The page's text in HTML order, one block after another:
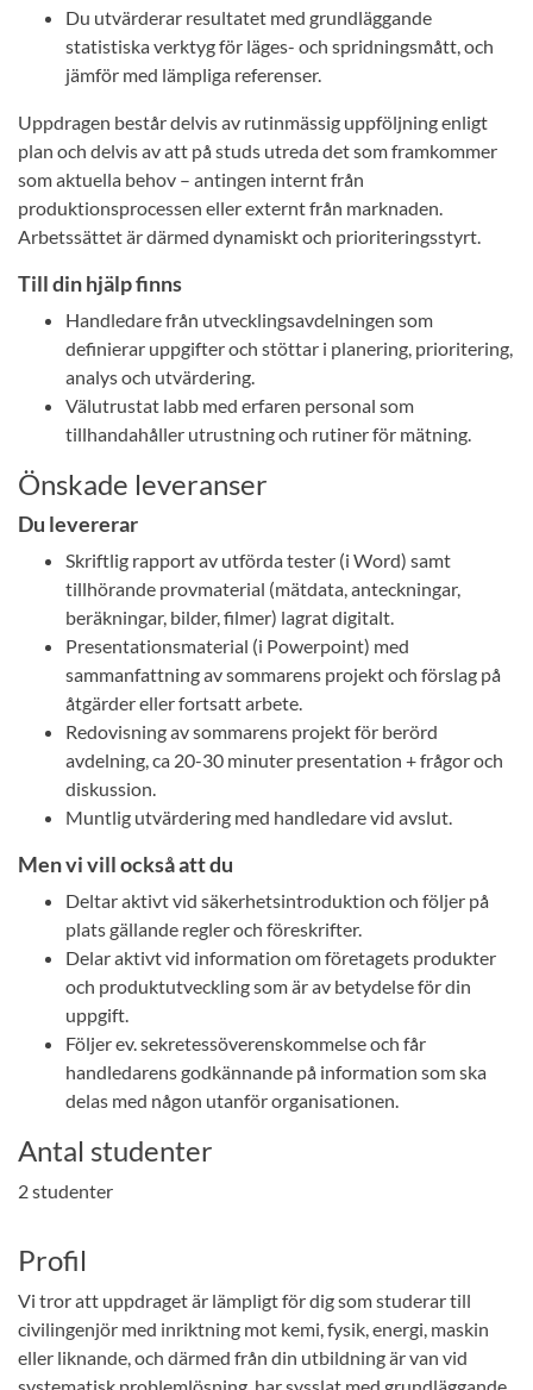
Du utvärderar resultatet med grundläggande
statistiska verktyg för läges- och spridningsmått, och
jämför med lämpliga referenser.
Uppdragen består delvis av rutinmässig uppföljning enligt
plan och delvis av att på studs utreda det som framkommer
som aktuella behov – antingen internt från
produktionsprocessen eller externt från marknaden.
Arbetssättet är därmed dynamiskt och prioriteringsstyrt.
Till din hjälp finns
Handledare från utvecklingsavdelningen som
definierar uppgifter och stöttar i planering, prioritering,
analys och utvärdering.
Välutrustat labb med erfaren personal som
tillhandahåller utrustning och rutiner för mätning.
Önskade leveranser
Du levererar
Skriftlig rapport av utförda tester (i Word) samt
tillhörande provmaterial (mätdata, anteckningar,
beräkningar, bilder, filmer) lagrat digitalt.
Presentationsmaterial (i Powerpoint) med
sammanfattning av sommarens projekt och förslag på
åtgärder eller fortsatt arbete.
Redovisning av sommarens projekt för berörd
avdelning, ca 20-30 minuter presentation + frågor och
diskussion.
Muntlig utvärdering med handledare vid avslut.
Men vi vill också att du
Deltar aktivt vid säkerhetsintroduktion och följer på
plats gällande regler och föreskrifter.
Delar aktivt vid information om företagets produkter
och produktutveckling som är av betydelse för din
uppgift.
Följer ev. sekretessöverenskommelse och får
handledarens godkännande på information som ska
delas med någon utanför organisationen.
Antal studenter
2 studenter
Profil
Vi tror att uppdraget är lämpligt för dig som studerar till
civilingenjör med inriktning mot kemi, fysik, energi, maskin
eller liknande, och därmed från din utbildning är van vid